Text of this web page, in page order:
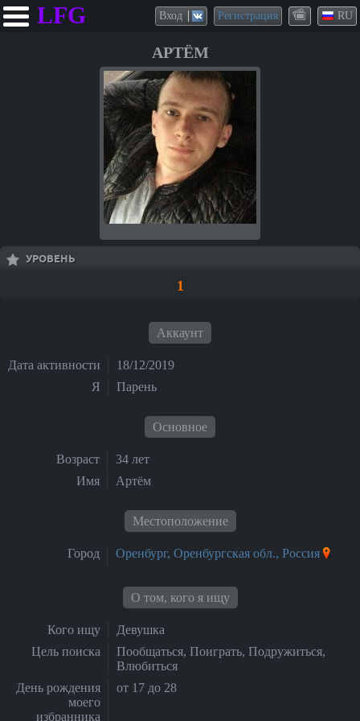
LFG Вход Регистрация RU
АРТЁМ
УРОВЕНЬ
1
Аккаунт
Дата активности
18/12/2019
Я
Парень
Основное
Возраст
34 лет
Имя
Артём
Местоположение
Город Оренбург, Оренбургская обл., Россия
О том, кого я ищу
Кого ищу
Девушка
Цель поиска
Пообщаться, Поиграть, Подружиться,
Влюбиться
День рождения
моего
избранника
от 17 до 28